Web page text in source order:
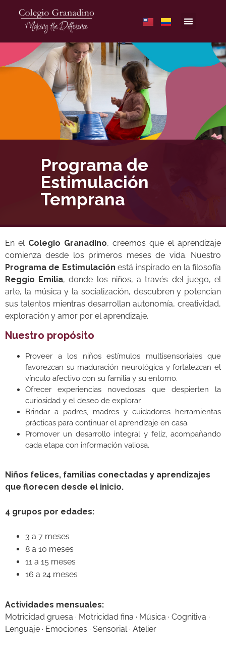
Programa de
Estimulación
Temprana
En el Colegio Granadino, creemos que el aprendizaje
comienza desde los primeros meses de vida. Nuestro
Programa de Estimulación está inspirado en la filosofía
Reggio Emilia, donde los niños, a través del juego, el
arte, la música y la socialización, descubren y potencian
sus talentos mientras desarrollan autonomía, creatividad,
exploración y amor por el aprendizaje.
Nuestro propósito
Proveer a los niños estímulos multisensoriales que
favorezcan su maduración neurológica y fortalezcan el
vínculo afectivo con su familia y su entorno.
Ofrecer experiencias novedosas que despierten la
curiosidad y el deseo de explorar.
Brindar a padres, madres y cuidadores herramientas
prácticas para continuar el aprendizaje en casa.
Promover un desarrollo integral y feliz, acompañando
cada etapa con información valiosa.
Niños felices, familias conectadas y aprendizajes
que florecen desde el inicio.
4 grupos por edades:
3 a 7 meses
8 a 10 meses
11 a 15 meses
16 a 24 meses
Actividades mensuales:
Motricidad gruesa · Motricidad fina · Música · Cognitiva ·
Lenguaje · Emociones · Sensorial · Atelier